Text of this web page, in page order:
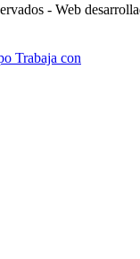
- Web
Trabaja con